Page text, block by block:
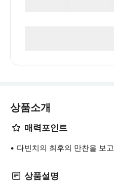
상품소개
매력포인트
다빈치의 최후의 만찬을 보
상품설명